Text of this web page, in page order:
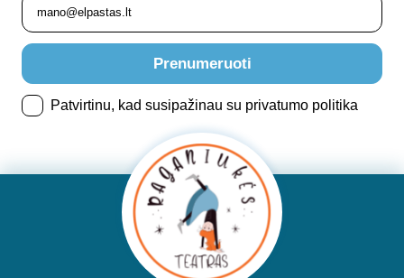
Prenumeruoti
Patvirtinu, kad susipažinau su privatumo politika